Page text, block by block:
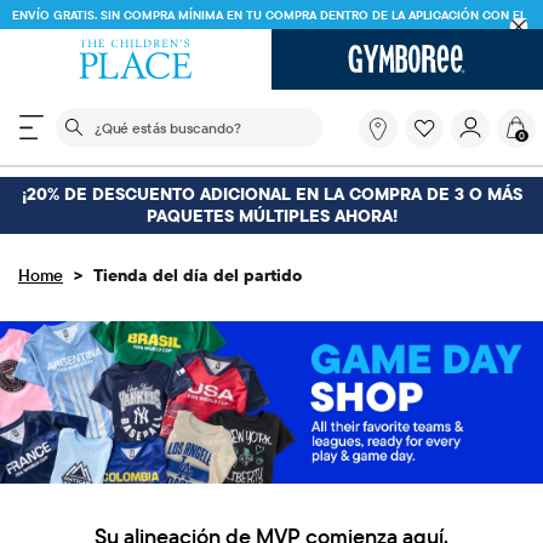
ENVÍO GRATIS. SIN COMPRA MÍNIMA EN TU COMPRA DENTRO DE LA APLICACIÓN CON EL
CÓDIGO
El siguiente campo de búsqueda filtra las
buscando?
0
¡20% DE DESCUENTO ADICIONAL EN LA COMPRA DE 3 O MÁS
PAQUETES MÚLTIPLES AHORA!
Home > Tienda del día del partido
Su alineación de MVP comienza aquí.